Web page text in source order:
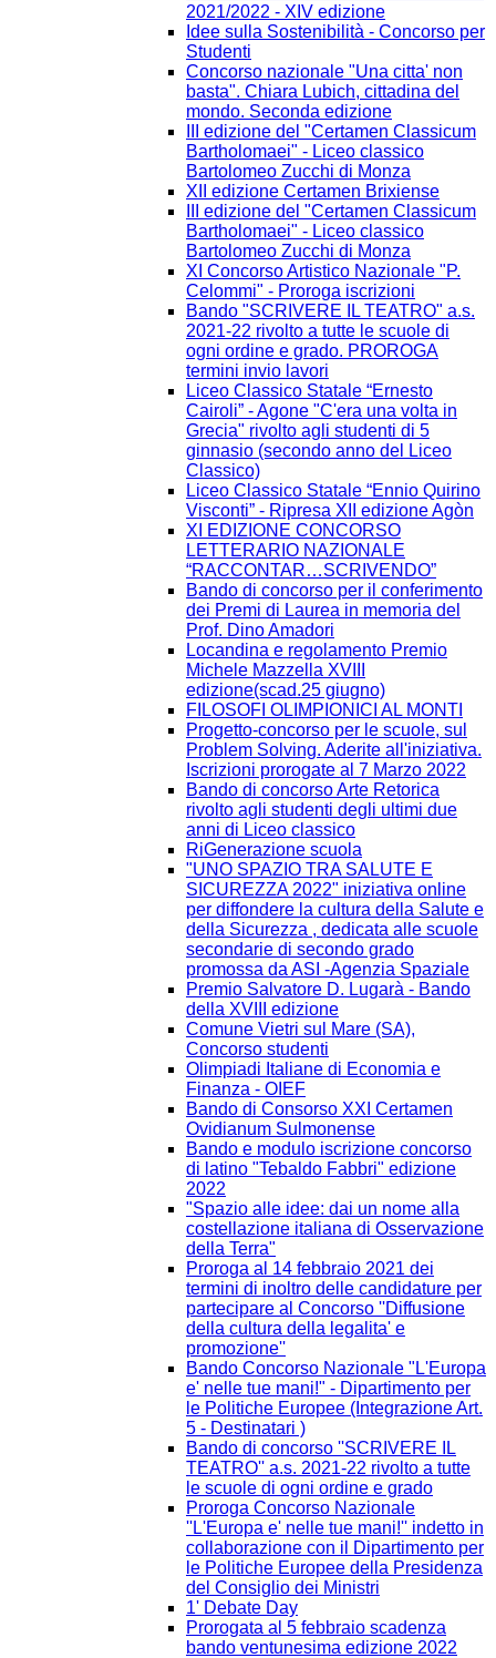
2021/2022 - XIV edizione
Idee sulla Sostenibilità - Concorso per
Studenti
Concorso nazionale "Una citta' non
basta". Chiara Lubich, cittadina del
mondo. Seconda edizione
III edizione del "Certamen Classicum
Bartholomaei" - Liceo classico
Bartolomeo Zucchi di Monza
XII edizione Certamen Brixiense
III edizione del "Certamen Classicum
Bartholomaei" - Liceo classico
Bartolomeo Zucchi di Monza
XI Concorso Artistico Nazionale "P.
Celommi" - Proroga iscrizioni
Bando "SCRIVERE IL TEATRO" a.s.
2021-22 rivolto a tutte le scuole di
ogni ordine e grado. PROROGA
termini invio lavori
Liceo Classico Statale “Ernesto
Cairoli” - Agone "C'era una volta in
Grecia" rivolto agli studenti di 5
ginnasio (secondo anno del Liceo
Classico)
Liceo Classico Statale “Ennio Quirino
Visconti” - Ripresa XII edizione Agòn
XI EDIZIONE CONCORSO
LETTERARIO NAZIONALE
“RACCONTAR…SCRIVENDO”
Bando di concorso per il conferimento
dei Premi di Laurea in memoria del
Prof. Dino Amadori
Locandina e regolamento Premio
Michele Mazzella XVIII
edizione(scad.25 giugno)
FILOSOFI OLIMPIONICI AL MONTI
Progetto-concorso per le scuole, sul
Problem Solving. Aderite all'iniziativa.
Iscrizioni prorogate al 7 Marzo 2022
Bando di concorso Arte Retorica
rivolto agli studenti degli ultimi due
anni di Liceo classico
RiGenerazione scuola
"UNO SPAZIO TRA SALUTE E
SICUREZZA 2022" iniziativa online
per diffondere la cultura della Salute e
della Sicurezza , dedicata alle scuole
secondarie di secondo grado
promossa da ASI -Agenzia Spaziale
Premio Salvatore D. Lugarà - Bando
della XVIII edizione
Comune Vietri sul Mare (SA),
Concorso studenti
Olimpiadi Italiane di Economia e
Finanza - OIEF
Bando di Consorso XXI Certamen
Ovidianum Sulmonense
Bando e modulo iscrizione concorso
di latino "Tebaldo Fabbri" edizione
2022
"Spazio alle idee: dai un nome alla
costellazione italiana di Osservazione
della Terra"
Proroga al 14 febbraio 2021 dei
termini di inoltro delle candidature per
partecipare al Concorso ''Diffusione
della cultura della legalita' e
promozione''
Bando Concorso Nazionale "L'Europa
e' nelle tue mani!" - Dipartimento per
le Politiche Europee (Integrazione Art.
5 - Destinatari )
Bando di concorso ''SCRIVERE IL
TEATRO'' a.s. 2021-22 rivolto a tutte
le scuole di ogni ordine e grado
Proroga Concorso Nazionale
''L'Europa e' nelle tue mani!'' indetto in
collaborazione con il Dipartimento per
le Politiche Europee della Presidenza
del Consiglio dei Ministri
1' Debate Day
Prorogata al 5 febbraio scadenza
bando ventunesima edizione 2022